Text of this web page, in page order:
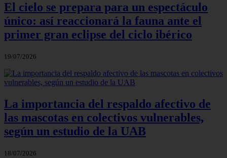
El cielo se prepara para un espectáculo
único: así reaccionará la fauna ante el
primer gran eclipse del ciclo ibérico
19/07/2026
La importancia del respaldo afectivo de
las mascotas en colectivos vulnerables,
según un estudio de la UAB
18/07/2026